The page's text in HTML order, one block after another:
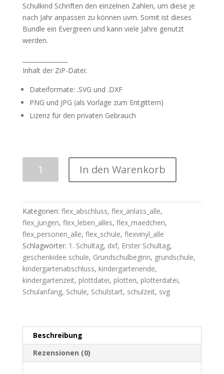
Schulkind Schriften den einzelnen Zahlen, um diese je
nach Jahr anpassen zu können uvm. Somit ist dieses
Bundle ein Evergreen und kann viele Jahre genutzt
werden.
Inhalt der ZiP-Datei:
Dateiformate: .SVG und .DXF
PNG und JPG (als Vorlage zum Entgittern)
Lizenz für den privaten Gebrauch
-
Teil
II
-
SVG+DXF
Menge
In den Warenkorb
Kategorien: flex_abschluss, flex_anlass_alle,
flex_jungen, flex_leben_alles, flex_maedchen,
flex_personen_alle, flex_schule, flexvinyl_alle
Schlagwörter: 1. Schultag, dxf, Erster Schultag,
geschenkidee schule, Grundschulbeginn, grundschule,
kindergartenabschluss, kindergartenende,
kindergartenzeit, plottdatei, plotten, plotterdatei,
Schulanfang, Schule, Schulstart, schulzeit, svg
Beschreibung
Rezensionen (0)